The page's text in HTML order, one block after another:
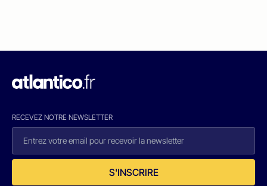
RECEVEZ NOTRE NEWSLETTER
S'INSCRIRE